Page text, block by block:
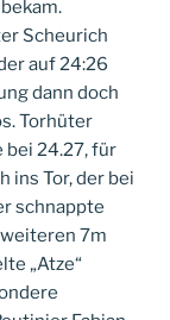
Scheurich
auf 24:26
dann doch
Torhüter
24.27, für
ins Tor, der bei
schnappte
7m
„Atze“